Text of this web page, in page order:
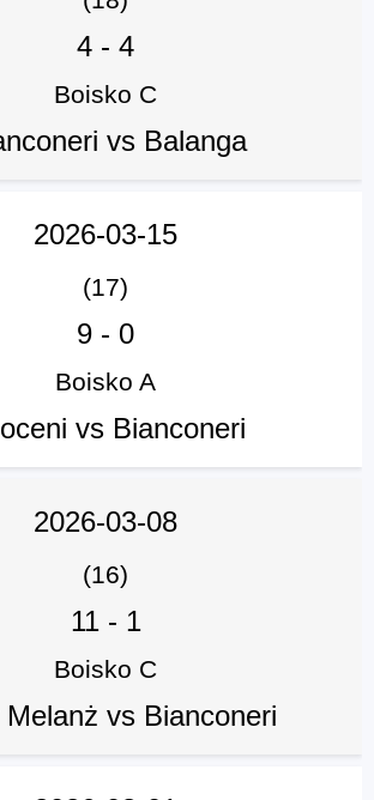
4 - 4
Boisko C
vs Balanga
2026-03-15
(17)
9 - 0
Boisko A
vs Bianconeri
2026-03-08
(16)
11- 1
Boisko C
Melanż vs Bianconeri